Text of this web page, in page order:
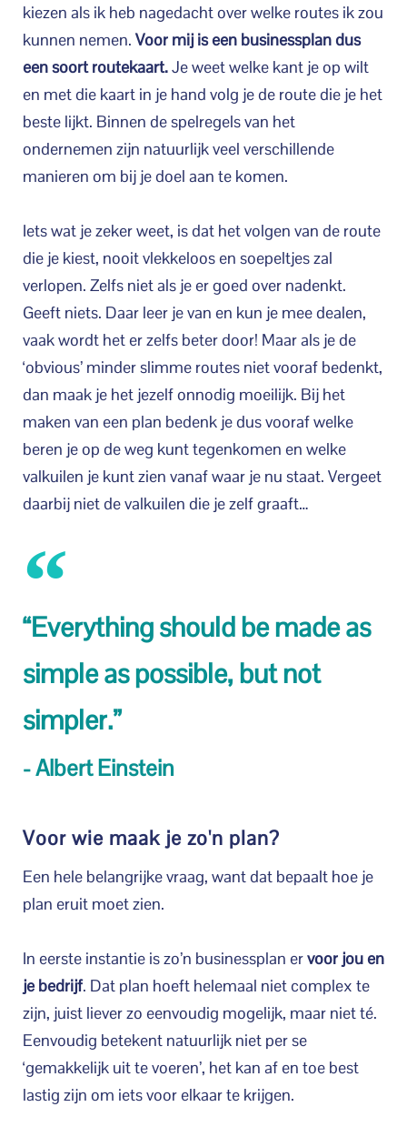
kiezen als ik heb nagedacht over welke routes ik zou
kunnen nemen. Voor mij is een businessplan dus
een soort routekaart.Je weet welke kant je op wilt
en met die kaart in je hand volg je de route die je het
beste lijkt. Binnen de spelregels van het
ondernemen zijn natuurlijk veel verschillende
manieren om bij je doel aan te komen.
Iets wat je zeker weet, is dat het volgen van de route
die je kiest, nooit vlekkeloos en soepeltjes zal
verlopen. Zelfs niet als je er goed over nadenkt.
Geeft niets. Daar leer je van en kun je mee dealen,
vaak wordt het er zelfs beter door! Maar als je de
‘obvious’ minder slimme routes niet vooraf bedenkt,
dan maak je het jezelf onnodig moeilijk. Bij het
maken van een plan bedenk je dus vooraf welke
beren je op de weg kunt tegenkomen en welke
valkuilen je kunt zien vanaf waar je nu staat. Vergeet
daarbij niet de valkuilen die je zelf graaft…
“Everything should be made as
simple as possible, but not
simpler.”
- Albert Einstein
Voor wie maak je zo'n plan?
Een hele belangrijke vraag, want dat bepaalt hoe je
plan eruit moet zien.
In eerste instantie is zo’n businessplan ervoor jou en
je bedrijf. Dat plan hoeft helemaal niet complex te
zijn, juist liever zo eenvoudig mogelijk, maar niet té.
Eenvoudig betekent natuurlijk niet per se
‘gemakkelijk uit te voeren’, het kan af en toe best
lastig zijn om iets voor elkaar te krijgen.